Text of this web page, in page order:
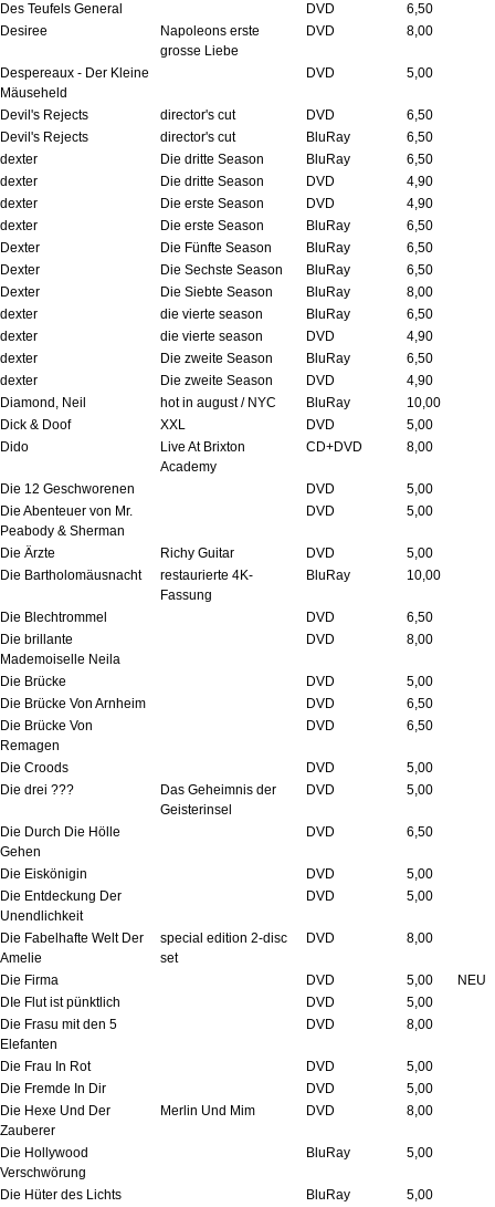
Des Teufels General DVD
6,50
Desiree
Napoleons erste
grosse Liebe
DVD 8,00
Despereaux - Der Kleine
Mäuseheld
DVD 5,00
Devil's Rejects director's cut DVD
6,50
Devil's Rejects
director's cut BluRay
6,50
dexter
Die dritte Season BluRay
6,50
dexter
Die dritte Season DVD
4,90
dexter
Die erste Season DVD
4,90
dexter
Die erste Season BluRay
6,50
Dexter
Die Fünfte Season BluRay
6,50
Dexter
Die Sechste Season BluRay
6,50
Dexter
Die Siebte Season BluRay
8,00
dexter
die vierte season BluRay
6,50
dexter
die vierte season DVD
4,90
dexter
Die zweite Season BluRay
6,50
dexter
Die zweite Season DVD
4,90
Diamond, Neil
hot in august / NYC BluRay
10,00
Dick & Doof
XXL DVD
5,00
Dido
Live At Brixton
Academy
CD+DVD 8,00
Die 12 Geschworenen DVD
5,00
Die Abenteuer von Mr.
Peabody & Sherman
DVD 5,00
Die Ärzte Richy Guitar DVD
5,00
Die Bartholomäusnacht
restaurierte 4K-
Fassung
BluRay 10,00
Die Blechtrommel DVD
6,50
Die brillante
Mademoiselle Neila
DVD 8,00
Die Brücke DVD
5,00
Die Brücke Von Arnheim
DVD
6,50
Die Brücke Von
Remagen
DVD 6,50
Die Croods DVD
5,00
Die drei ???
Das Geheimnis der
Geisterinsel
DVD 5,00
Die Durch Die Hölle
Gehen
DVD 6,50
Die Eiskönigin DVD
5,00
Die Entdeckung Der
Unendlichkeit
DVD 5,00
Die Fabelhafte Welt Der
Amelie
special edition 2-disc
set
DVD 8,00
Die Firma DVD 5,00
NEU
DIe Flut ist pünktlich
DVD
5,00
Die Frasu mit den 5
Elefanten
DVD 8,00
Die Frau In Rot DVD
5,00
Die Fremde In Dir
DVD
5,00
Die Hexe Und Der
Zauberer
Merlin Und Mim DVD 8,00
Die Hollywood
Verschwörung
BluRay 5,00
Die Hüter des Lichts BluRay
5,00